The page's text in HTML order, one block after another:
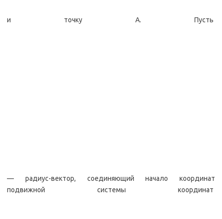
и точку А. Пусть
— радиус-вектор, соединяющий начало координат
подвижной системы координат